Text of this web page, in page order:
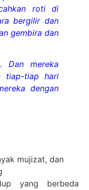
roti di
bergilir dan
gembira dan
Dan mereka
tiap-tiap hari
dengan
mujizat, dan
yang berbeda